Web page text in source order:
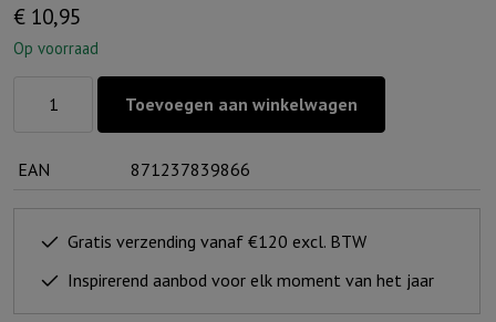
€ 10,95
Op voorraad
Je
bent
geliefd!
Toevoegen aan winkelwagen
EAN 871237839866
Gratis verzending vanaf €120 excl. BTW
Inspirerend aanbod voor elk moment van het jaar